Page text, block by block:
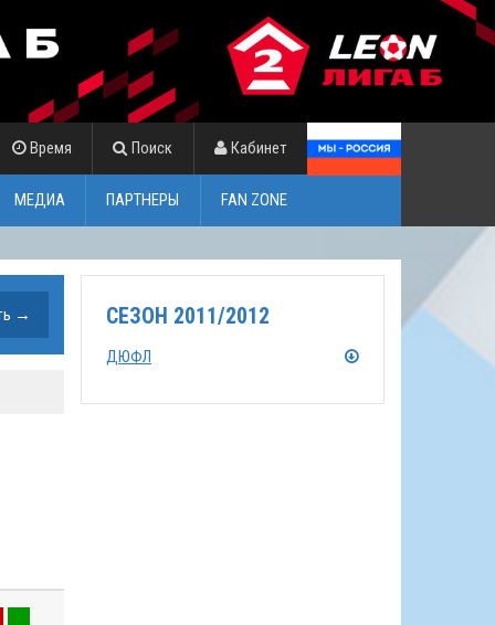
Время Поиск Кабинет
МЕДИА ПАРТНЕРЫ FAN ZONE
СЕЗОН 2011/2012
ДЮФЛ